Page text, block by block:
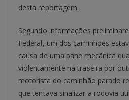
desta reportagem.
Segundo informações
Federal, um dos caminhões
causa de uma pane mecânica
violentamente na traseira por
motorista do caminhão parado
que tentava sinalizar a rodovia